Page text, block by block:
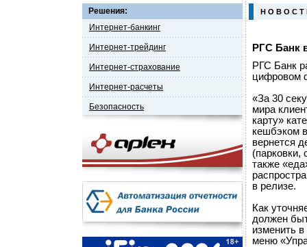
Решения:
Интернет-банкинг
Интернет-трейдинг
Интернет-страхование
Интернет-расчеты
Безопасность
Н О В О С Т
РГС Банк
РГС Банк
цифровом
«За 30
мира
карту»
кешбэком
вернется
также
в релизе.
Как
должен
изменить
меню